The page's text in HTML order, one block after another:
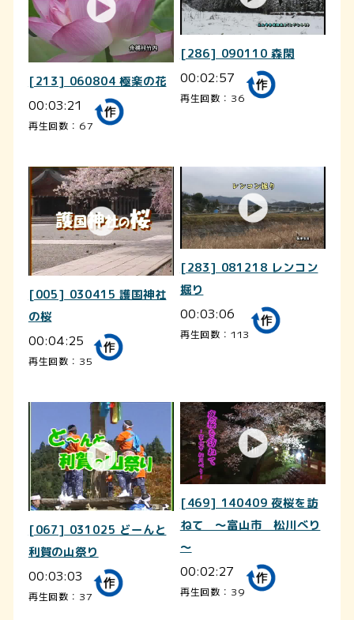
[213] 060804 極楽の花
00:03:21
再生回数：67
[286] 090110 森閑
00:02:57
再生回数：36
[005] 030415 護国神社
の桜
00:04:25
再生回数：35
[283] 081218 レンコン
掘り
00:03:06
再生回数：113
[067] 031025 どーんと
利賀の山祭り
00:03:03
再生回数：37
[469] 140409 夜桜を訪
ねて ～富山市 松川べり
～
00:02:27
再生回数：39